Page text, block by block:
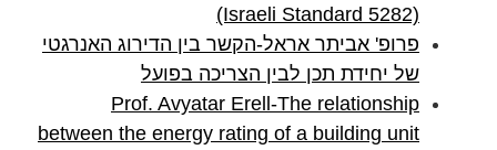
(Israeli Standard 5282)
פרופ' אביתר אראל-הקשר בין הדירוג האנרגטי
של יחידת תכן לבין הצריכה בפועל
Prof. Avyatar Erell-The relationship
between the energy rating of a building unit